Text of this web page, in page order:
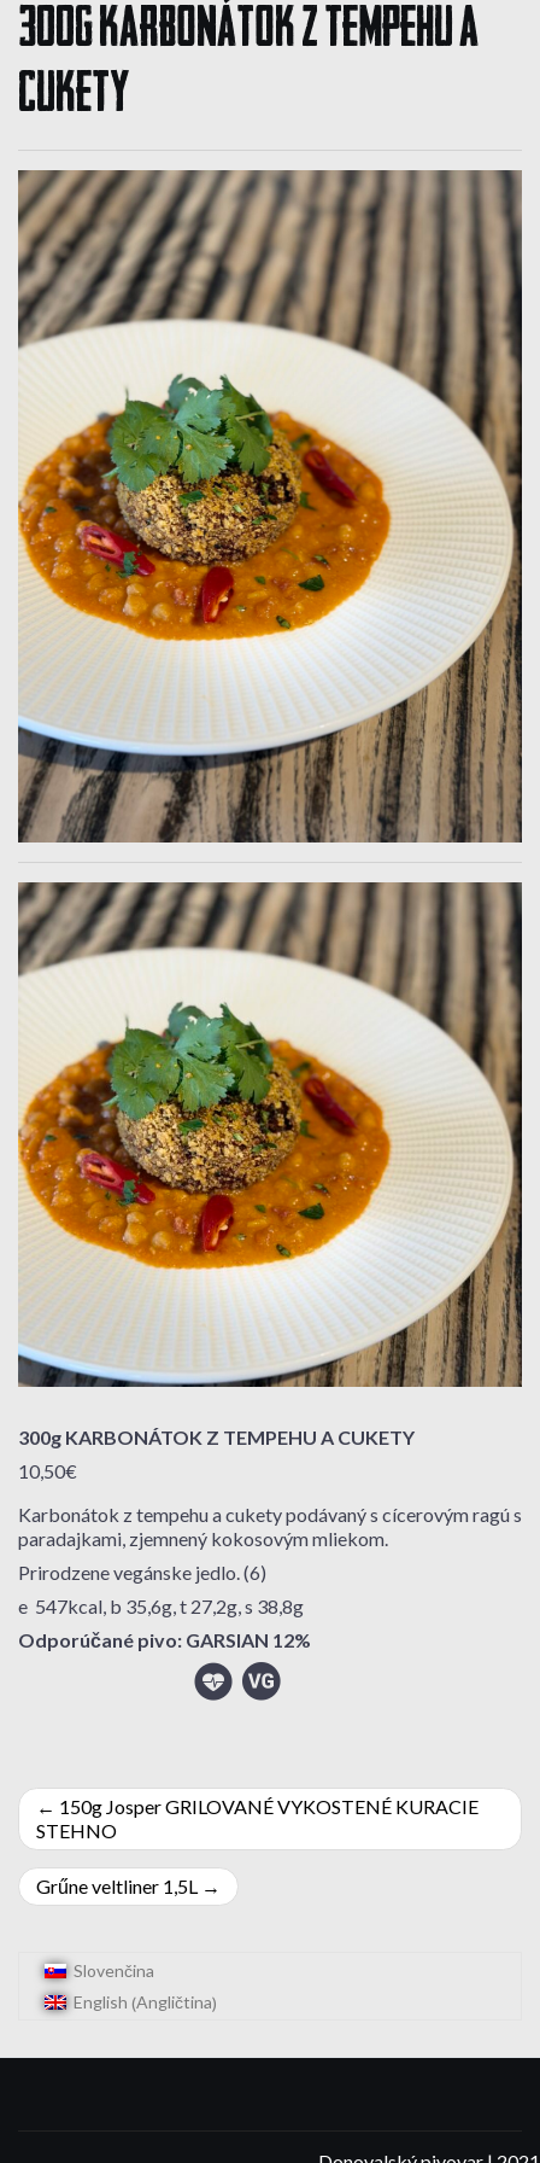
300g KARBONÁTOK Z TEMPEHU A
CUKETY
300g KARBONÁTOK Z TEMPEHU A CUKETY
10,50€
Karbonátok z tempehu a cukety podávaný s cícerovým ragú s
paradajkami, zjemnený kokosovým mliekom.
Prirodzene vegánske jedlo. (6)
e 547kcal, b 35,6g, t 27,2g, s 38,8g
Odporúčané pivo: GARSIAN 12%
Navigácia
v
článku
150g Josper GRILOVANÉ VYKOSTENÉ KURACIE
STEHNO
Grűne veltliner 1,5L
Slovenčina
English (Angličtina)